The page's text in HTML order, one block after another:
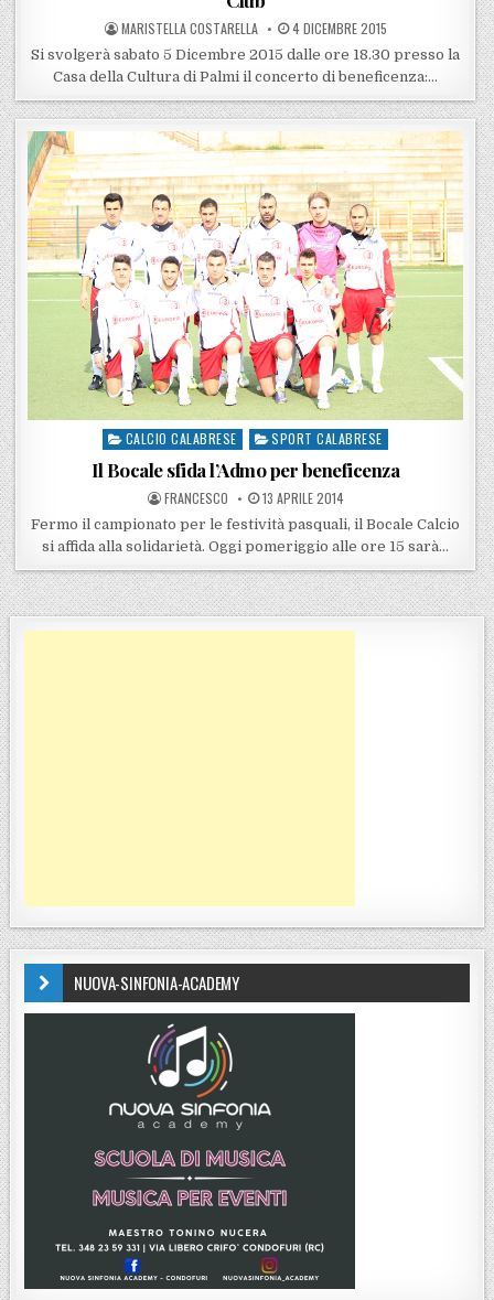
POSTED BY
MARISTELLA COSTARELLA POSTED ON
4 DICEMBRE 2015
Si svolgerà sabato 5 Dicembre 2015 dalle ore 18.30 presso la
Casa della Cultura di Palmi il concerto di beneficenza:…
Posted in
CALCIO CALABRESE SPORT CALABRESE
Il Bocale sfida l’Admo per beneficenza
POSTED BY
FRANCESCO POSTED ON
13 APRILE 2014
Fermo il campionato per le festività pasquali, il Bocale Calcio
si affida alla solidarietà. Oggi pomeriggio alle ore 15 sarà…
NUOVA-SINFONIA-ACADEMY